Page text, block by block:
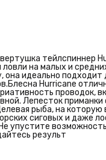
тейлспиннер
на малых и
идеально подходит
Hurricane
проводок,
Лепесток приманки
рыба, на
сиговых и даже
упустите
результ